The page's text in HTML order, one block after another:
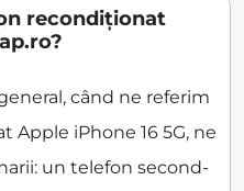
recondiționat
când ne referim
Apple iPhone 16 5G, ne
un telefon second-